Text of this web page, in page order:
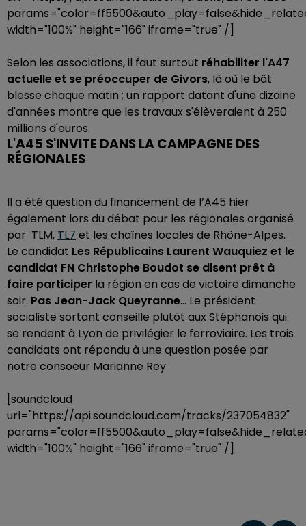
width="100%" height="166" iframe="true" /]
Selon les associations, il faut surtout réhabiliter l'A47
actuelle et se préoccuper de Givors, là où le bât
blesse chaque matin ; un rapport datant d'une dizaine
d'années montre que les travaux s'élèveraient à 250
millions d'euros.
L'A45 S'INVITE DANS LA CAMPAGNE DES
RÉGIONALES
Il a été question du financement de l’A45 hier
également lors du débat pour les régionales organisé
par TLM, TL7 et les chaînes locales de Rhône-Alpes.
Le candidat Les Républicains Laurent Wauquiez et le
candidat FN Christophe Boudot se disent prêt à
faire participer la région en cas de victoire dimanche
soir. Pas Jean-Jack Queyranne… Le président
socialiste sortant conseille plutôt aux Stéphanois qui
se rendent à Lyon de privilégier le ferroviaire. Les trois
candidats ont répondu à une question posée par
notre consoeur Marianne Rey
[soundcloud
url="https://api.soundcloud.com/tracks/237054832"
width="100%" height="166" iframe="true" /]